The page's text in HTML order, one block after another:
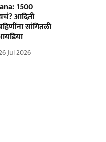
1500
आदिती
सांगितली
Jul 2026